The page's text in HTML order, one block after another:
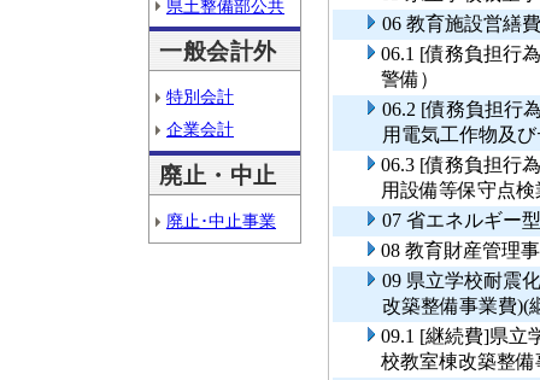
県土整備部公共
一般会計外
特別会計
企業会計
廃止・中止
廃止･中止事業
06 教育施設営繕費
06.1 [債務負担行
警備）
06.2 [債務負担行
用電気工作物及
06.3 [債務負担行
用設備等保守点
07 省エネルギー
08 教育財産管理
09 県立学校耐震
改築整備事業費)(
09.1 [継続費]県立
校教室棟改築整